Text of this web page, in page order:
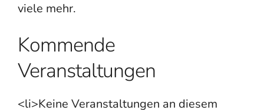
viele mehr.
Kommende
Veranstaltungen
<li>Keine Veranstaltungen an diesem